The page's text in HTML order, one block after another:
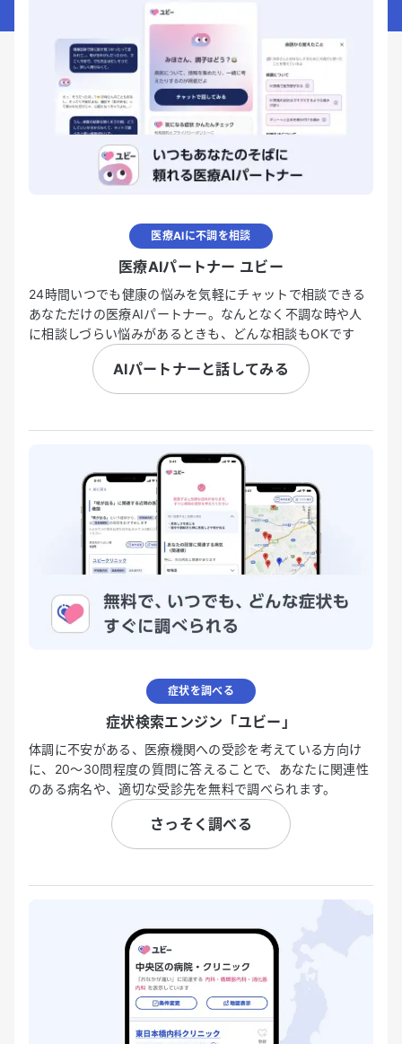
医療AIに不調を相談
医療AIパートナー ユビー
24時間いつでも健康の悩みを気軽にチャットで相談できる
あなただけの医療AIパートナー。なんとなく不調な時や人
に相談しづらい悩みがあるときも、どんな相談もOKです
AIパートナーと話してみる
症状を調べる
症状検索エンジン「ユビー」
体調に不安がある、医療機関への受診を考えている方向け
に、20〜30問程度の質問に答えることで、あなたに関連性
のある病名や、適切な受診先を無料で調べられます。
さっそく調べる